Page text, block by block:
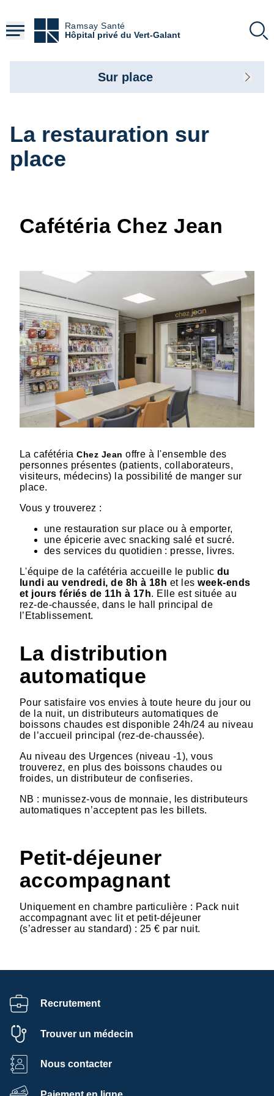
contenu
principal
Ramsay Santé
Hôpital privé du Vert-Galant
La restauration sur
place
Cafétéria Chez Jean
La cafétériaChez Jean offre à l'ensemble des
personnes présentes (patients, collaborateurs,
visiteurs, médecins) la possibilité de manger sur
place.
Vous y trouverez :
une restauration sur place ou à emporter,
une épicerie avec snacking salé et sucré.
des services du quotidien : presse, livres.
L'équipe de la cafétéria accueille le public du
lundi au vendredi, de 8h à 18h et lesweek-ends
et jours fériés de 11h à 17h. Elle est située au
rez-de-chaussée, dans le hall principal de
l’Etablissement.
La distribution
automatique
Pour satisfaire vos envies à toute heure du jour ou
de la nuit, un distributeurs automatiques de
boissons chaudes est disponible 24h/24 au niveau
de l’accueil principal (rez-de-chaussée).
Au niveau des Urgences (niveau -1), vous
trouverez, en plus des boissons chaudes ou
froides, un distributeur de confiseries.
NB : munissez-vous de monnaie, les distributeurs
automatiques n’acceptent pas les billets.
Petit-déjeuner
accompagnant
Uniquement en chambre particulière : Pack nuit
accompagnant avec lit et petit-déjeuner
(s’adresser au standard) : 25 € par nuit.
Sur place
Recrutement
Trouver un médecin
Nous contacter